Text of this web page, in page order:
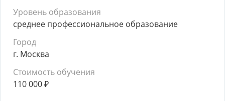
Уровень образования
среднее профессиональное образование
Город
г. Москва
Стоимость обучения
110 000₽